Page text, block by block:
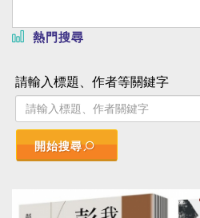
熱門搜尋
請輸入標題、作者等關鍵字
開始搜尋